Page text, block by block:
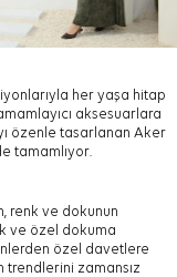
her yaşa hitap
aksesuarlara
özenle tasarlanan Aker
tamamlıyor.
renk ve dokunun
ve özel dokuma
özel davetlere
trendlerini zamansız